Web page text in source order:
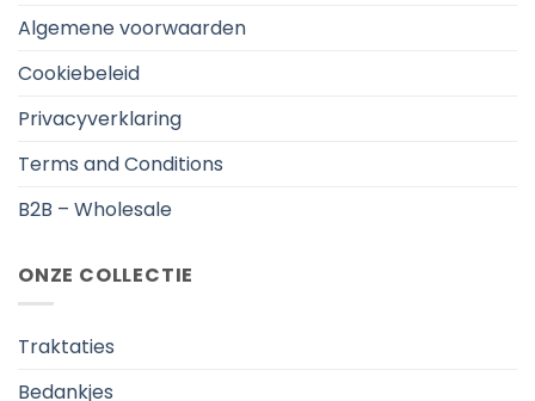
Algemene voorwaarden
Cookiebeleid
Privacyverklaring
Terms and Conditions
B2B – Wholesale
ONZE COLLECTIE
Traktaties
Bedankjes